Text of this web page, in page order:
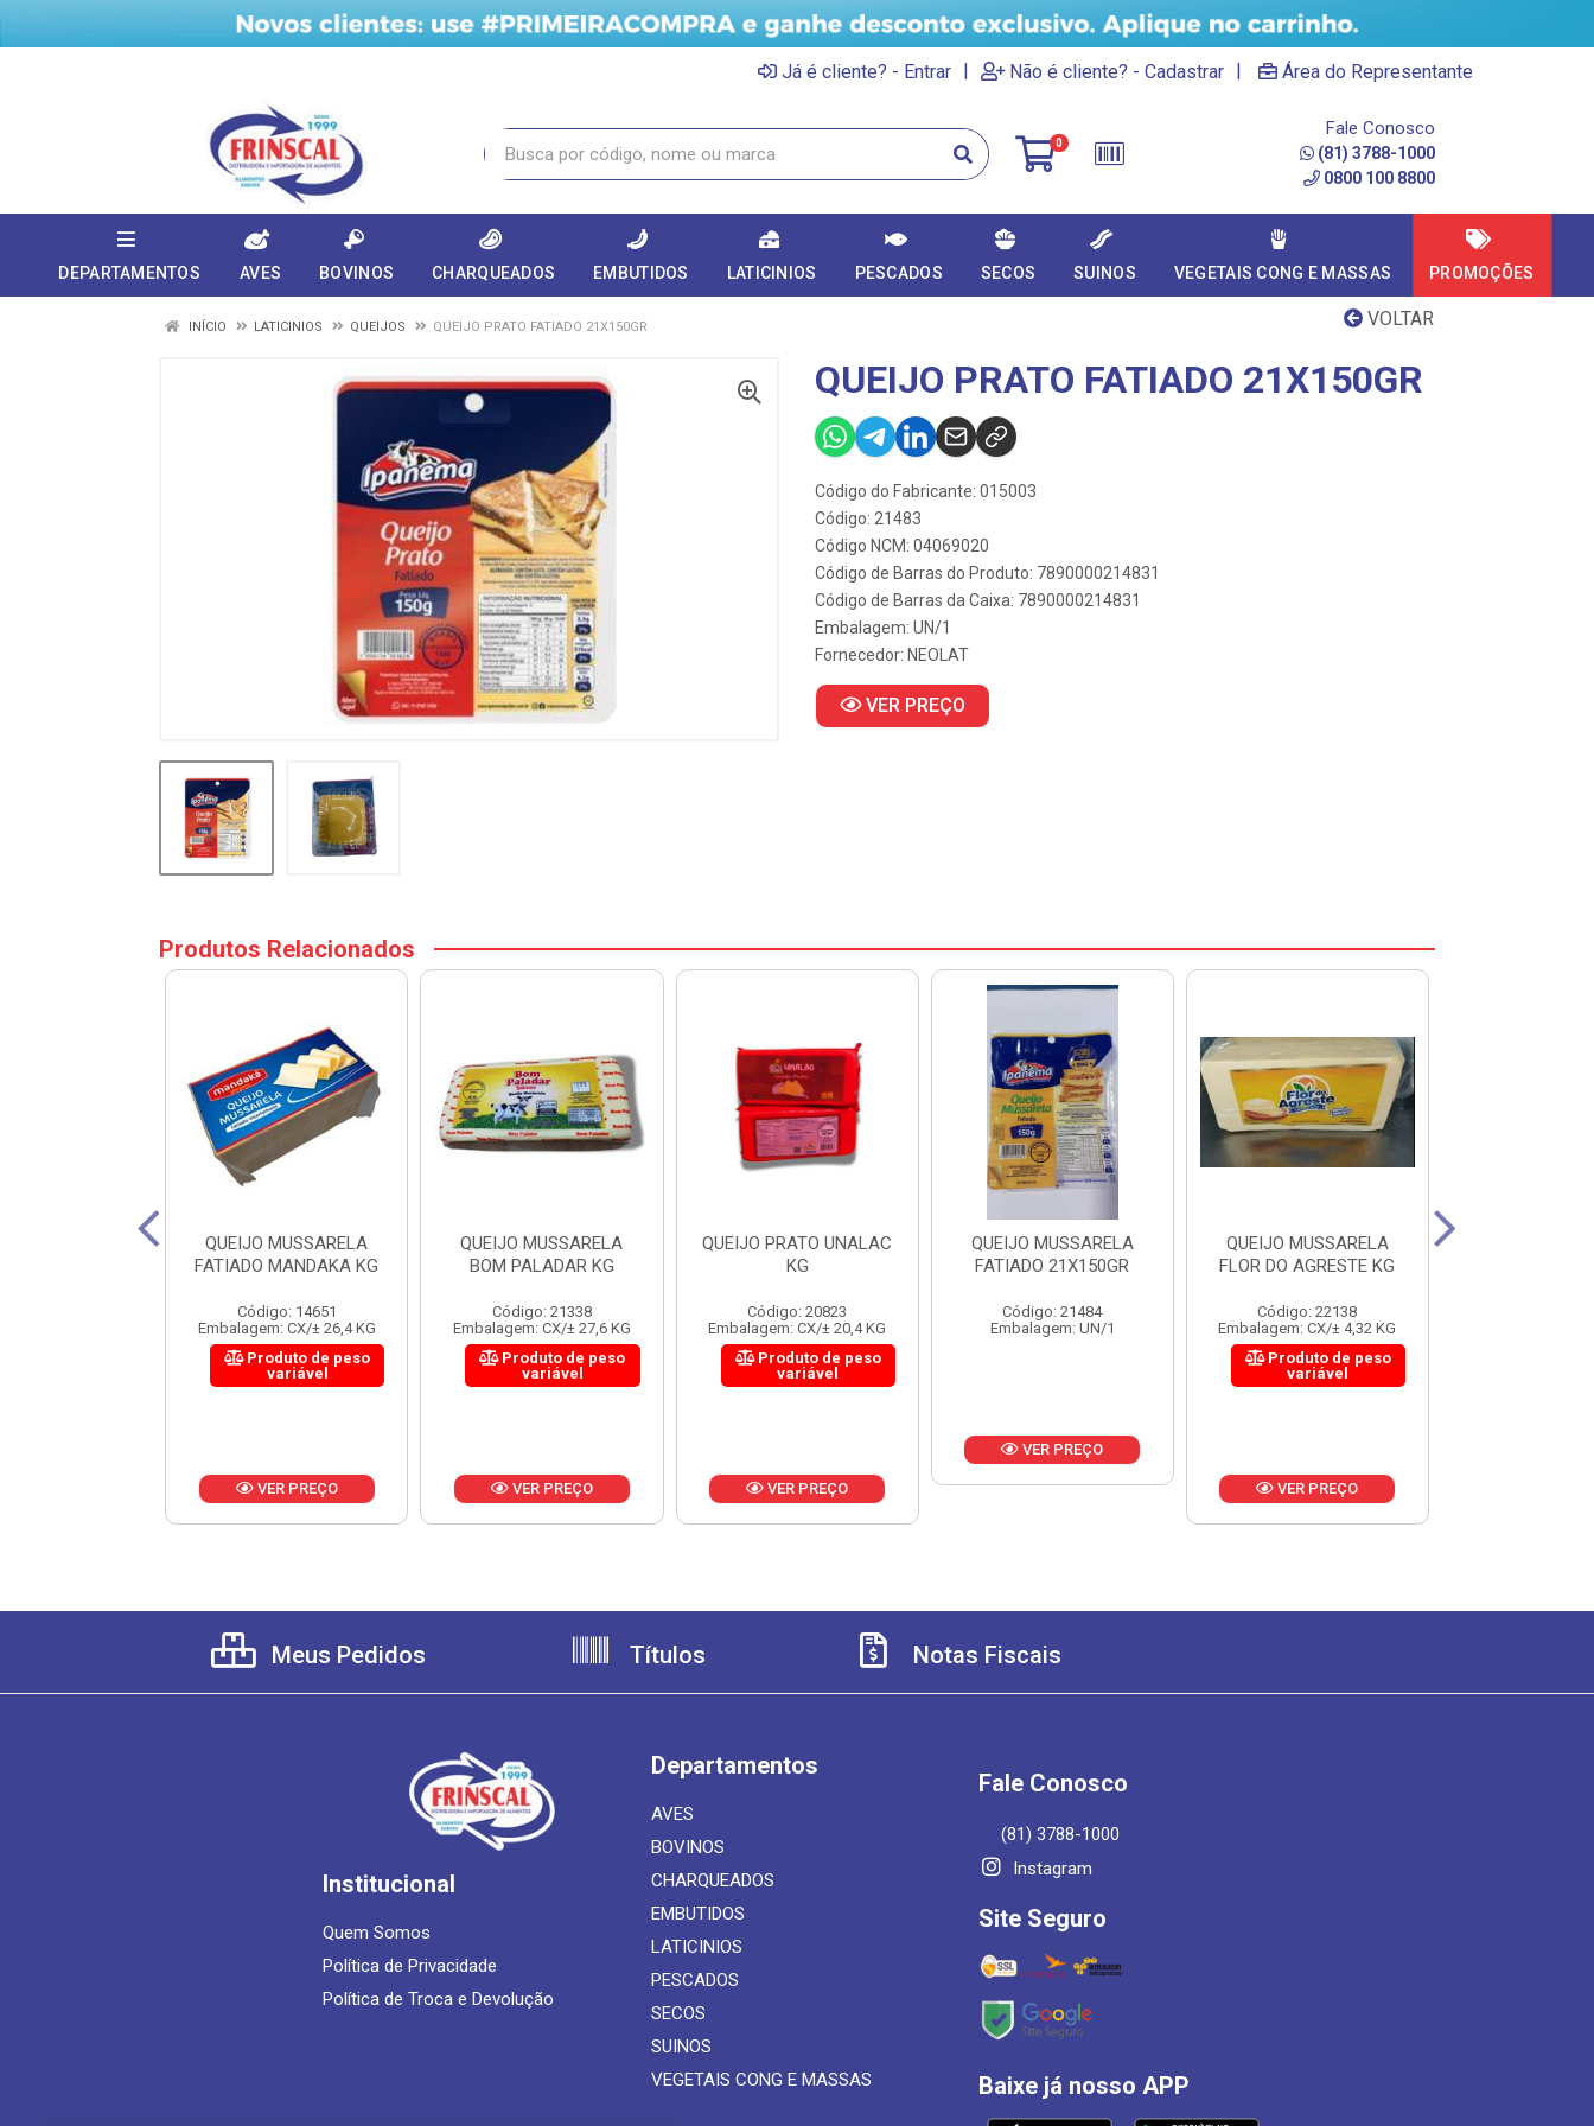
Já é cliente? - Entrar | Não é cliente? - Cadastrar | Área do Representante
0
Fale Conosco
(81) 3788-1000
0800 100 8800
DEPARTAMENTOS AVES BOVINOS CHARQUEADOS EMBUTIDOS LATICINIOS PESCADOS SECOS SUINOS VEGETAIS CONG E MASSAS PROMOÇÕES
VOLTAR
INÍCIO LATICINIOS QUEIJOS QUEIJO PRATO FATIADO 21X150GR
QUEIJO PRATO FATIADO 21X150GR
Código do Fabricante: 015003
Código: 21483
Código NCM: 04069020
Código de Barras do Produto: 7890000214831
Código de Barras da Caixa: 7890000214831
Embalagem: UN/1
Fornecedor: NEOLAT
VER PREÇO
Produtos Relacionados
QUEIJO MUSSARELA
FATIADO MANDAKA KG
Código: 14651
Embalagem: CX/± 26,4 KG
Produto de peso
variável
VER PREÇO
QUEIJO MUSSARELA
BOM PALADAR KG
Código: 21338
Embalagem: CX/± 27,6 KG
Produto de peso
variável
VER PREÇO
QUEIJO PRATO UNALAC
KG
Código: 20823
Embalagem: CX/± 20,4 KG
Produto de peso
variável
VER PREÇO
QUEIJO MUSSARELA
FATIADO 21X150GR
Código: 21484
Embalagem: UN/1
VER PREÇO
QUEIJO MUSSARELA
FLOR DO AGRESTE KG
Código: 22138
Embalagem: CX/± 4,32 KG
Produto de peso
variável
VER PREÇO
Meus Pedidos Títulos Notas Fiscais
Institucional
Quem Somos
Política de Privacidade
Política de Troca e Devolução
Departamentos
AVES
BOVINOS
CHARQUEADOS
EMBUTIDOS
LATICINIOS
PESCADOS
SECOS
SUINOS
VEGETAIS CONG E MASSAS
Fale Conosco
(81) 3788-1000
Instagram
Site Seguro
Baixe já nosso APP